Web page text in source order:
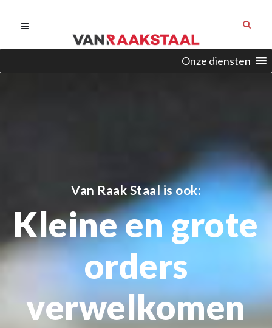
Onze diensten
Van Raak Staal is ook:
Kleine en grote
orders
verwelkomen